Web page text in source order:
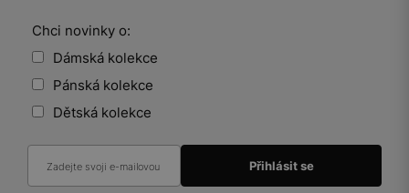
Chci novinky o:
Dámská kolekce
Pánská kolekce
Dětská kolekce